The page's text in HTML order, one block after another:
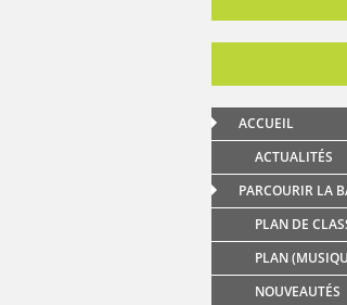
ACCUEIL
ACTUALITÉS
PARCOURIR LA
PLAN DE
PLAN
NOUVEAUTÉS